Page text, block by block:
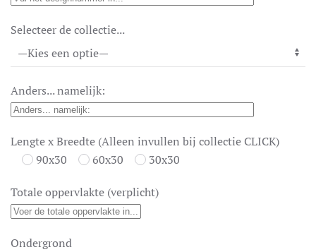
Selecteer de collectie...
Anders... namelijk:
Lengte x Breedte (Alleen invullen bij collectie CLICK)
90x30
60x30 30x30
Totale oppervlakte (verplicht)
Ondergrond